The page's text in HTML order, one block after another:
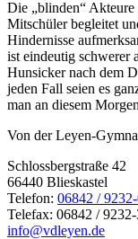
Die „blinden“
Mitschüler begleitet
Hindernisse
ist eindeutig schwerer
Hunsicker nach dem
jeden Fall seien es
man an diesem
Von der Leyen-
Schlossbergstraße 42
66440 Blieskastel
Telefon: 06842 /
Telefax: 06842 / 9232-
info@vdleyen.de